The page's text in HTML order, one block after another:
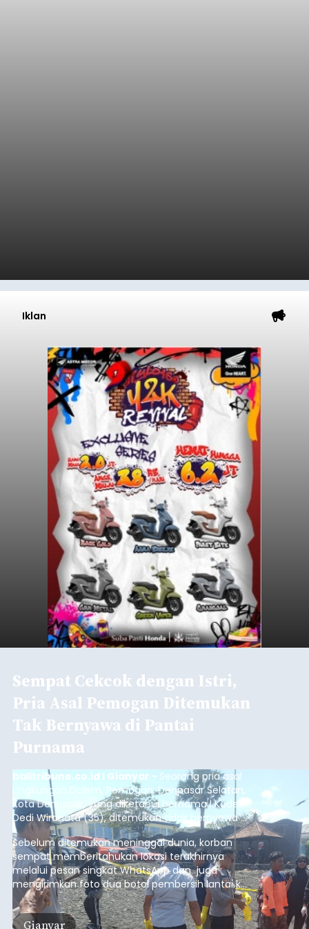
Iklan
Sempat Cekcok dengan Istri,
Pria Asal Pemogan Ditemukan
Tak Bernyawa di Pantai
Purnama
balitribune.co.id I Gianyar - Seorang pria asal
Lingkungan Dalem, Pemogan, Denpasar Selatan,
Kota Denpasar, yang diketahui bernama I Kadek
Dedi Wiranata (35), ditemukan tidak bernyawa di
pesisir Pantai Purnama, Sukawati.
Sebelum ditemukan meninggal dunia, korban
sempat memberitahukan lokasi terakhirnya
melalui pesan singkat WhatsApp dan juga
mengirimkan foto dua botol pembersih lantai ke
istrinya.
Gianyar